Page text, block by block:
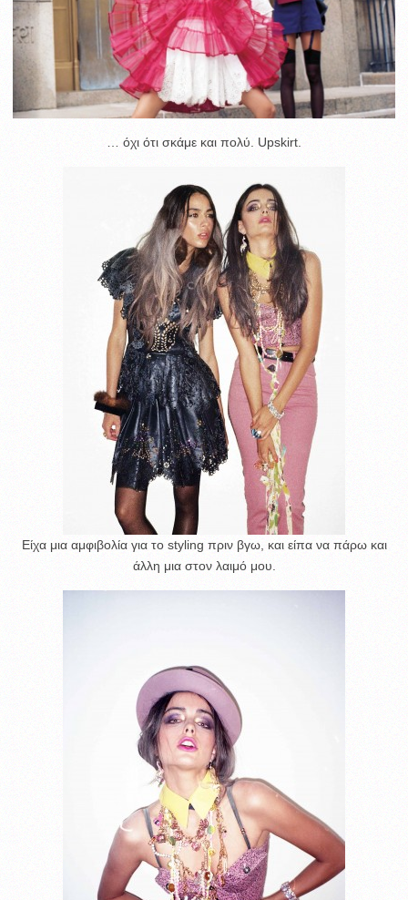
… όχι ότι σκάμε και πολύ. Upskirt.
Είχα μια αμφιβολία για το styling πριν βγω, και είπα να πάρω και
άλλη μια στον λαιμό μου.